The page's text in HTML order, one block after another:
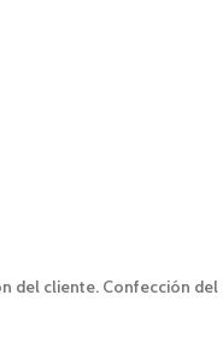
del cliente. Confección del